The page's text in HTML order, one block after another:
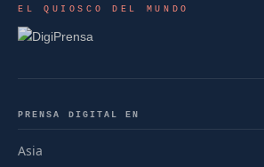
EL QUIOSCO DEL MUNDO
PRENSA DIGITAL EN
Asia